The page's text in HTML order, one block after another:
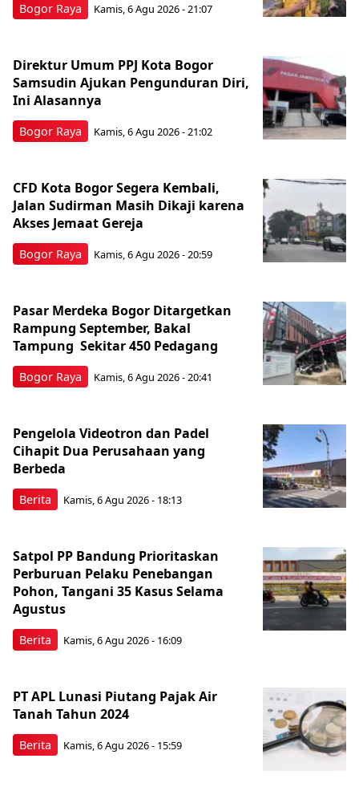
Bogor Raya Kamis, 6 Agu 2026 - 21:07
Bogor Raya
Direktur Umum PPJ Kota Bogor
Samsudin Ajukan Pengunduran Diri,
Ini Alasannya
Kamis, 6 Agu 2026 - 21:02
Bogor Raya
CFD Kota Bogor Segera Kembali,
Jalan Sudirman Masih Dikaji karena
Akses Jemaat Gereja
Kamis, 6 Agu 2026 - 20:59
Bogor Raya
Pasar Merdeka Bogor Ditargetkan
Rampung September, Bakal
Tampung Sekitar 450 Pedagang
Kamis, 6 Agu 2026 - 20:41
Berita
Pengelola Videotron dan Padel
Cihapit Dua Perusahaan yang
Berbeda
Kamis, 6 Agu 2026 - 18:13
Berita
Satpol PP Bandung Prioritaskan
Perburuan Pelaku Penebangan
Pohon, Tangani 35 Kasus Selama
Agustus
Kamis, 6 Agu 2026 - 16:09
Berita
PT APL Lunasi Piutang Pajak Air
Tanah Tahun 2024
Kamis, 6 Agu 2026 - 15:59